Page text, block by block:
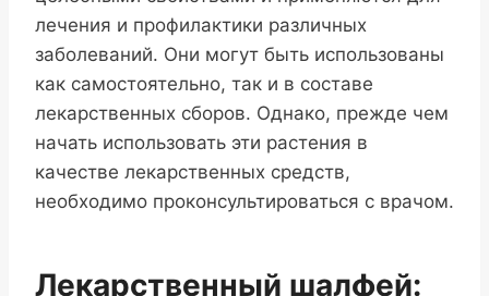
лечения и профилактики различных
заболеваний. Они могут быть использованы
как самостоятельно, так и в составе
лекарственных сборов. Однако, прежде чем
начать использовать эти растения в
качестве лекарственных средств,
необходимо проконсультироваться с врачом.
Лекарственный шалфей: